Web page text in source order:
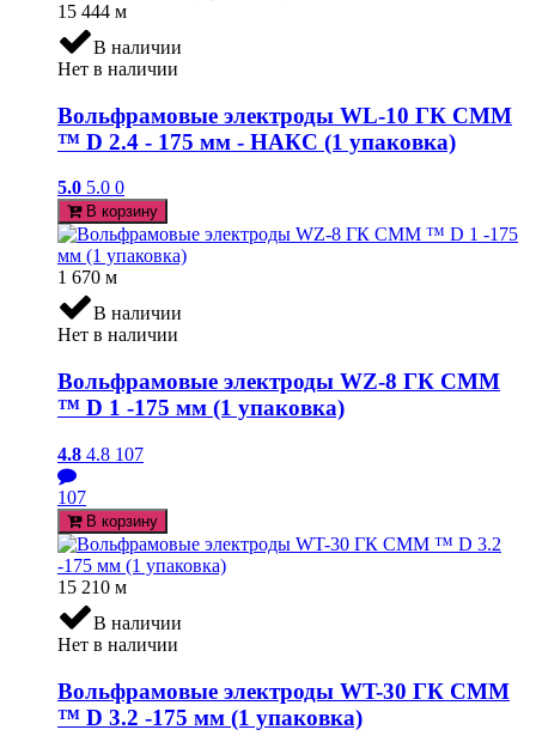
15 444 м
В наличии
Нет в наличии
Вольфрамовые электроды WL-10 ГК СММ
™ D 2.4 - 175 мм - НАКС (1 упаковка)
5.0 5.0 0
В корзину
1 670 м
В наличии
Нет в наличии
Вольфрамовые электроды WZ-8 ГК СММ
™ D 1 -175 мм (1 упаковка)
4.8 4.8 107
107
В корзину
15 210 м
В наличии
Нет в наличии
Вольфрамовые электроды WT-30 ГК СММ
™ D 3.2 -175 мм (1 упаковка)